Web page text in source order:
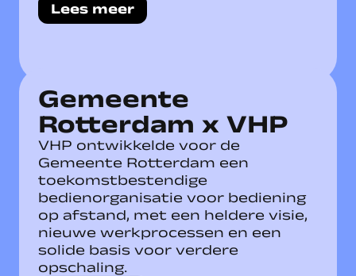
Lees meer
Gemeente
Rotterdam x VHP
VHP ontwikkelde voor de
Gemeente Rotterdam een
toekomstbestendige
bedienorganisatie voor bediening
op afstand, met een heldere visie,
nieuwe werkprocessen en een
solide basis voor verdere
opschaling.